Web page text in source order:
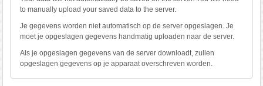
to manually upload your saved data to the server.
Je gegevens worden niet automatisch op de server opgeslagen. Je
moet je opgeslagen gegevens handmatig uploaden naar de server.
Als je opgeslagen gegevens van de server downloadt, zullen
opgeslagen gegevens op je apparaat overschreven worden.